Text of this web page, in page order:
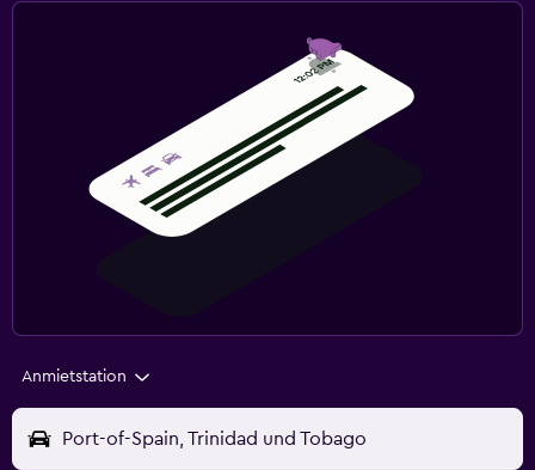
Anmietstation
Port-of-Spain, Trinidad und Tobago